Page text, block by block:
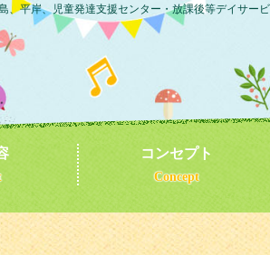
、平岸、児童発達支援センター・放課後等デイサー
コンセプト
Concept